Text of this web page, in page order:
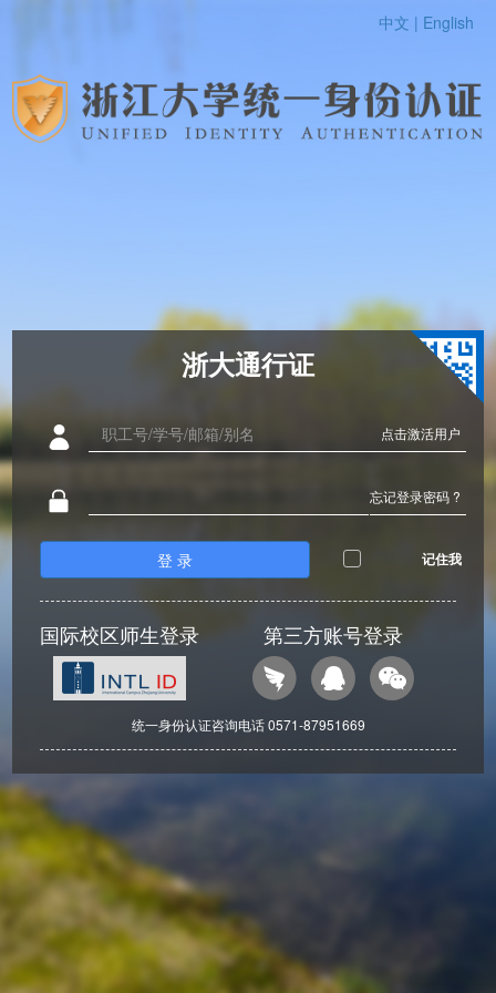
中文 | English
浙大通行证
点击激活用户
忘记登录密码 ?
登 录 记住我
国际校区师生登录 第三方账号登录
统一身份认证咨询电话 0571-87951669